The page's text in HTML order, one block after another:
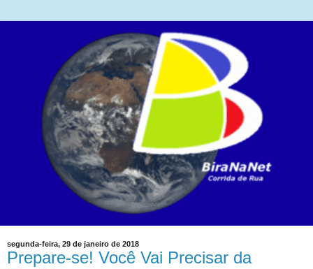
segunda-feira, 29 de janeiro de 2018
Prepare-se! Você Vai Precisar da